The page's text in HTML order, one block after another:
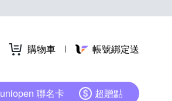
購物車 帳號綁定送
uniopen 聯名卡 超贈點